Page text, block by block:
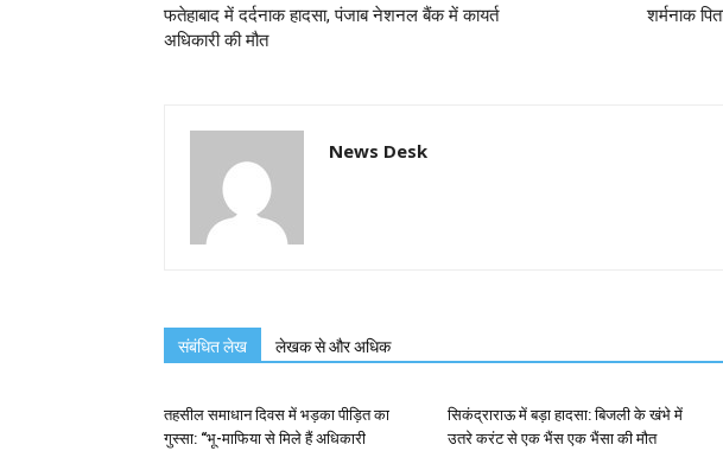
फतेहाबाद में दर्दनाक हादसा, पंजाब नेशनल बैंक में कायर्त
अधिकारी की मौत
शर्मनाक
News Desk
संबंधित लेख लेखक से और अधिक
तहसील समाधान दिवस में भड़का पीड़ित का
गुस्सा: “भू-माफिया से मिले हैं अधिकारी
सिकंद्राराऊ में बड़ा हादसा: बिजली के खंभे में
उतरे करंट से एक भैंस एक भैंसा की मौत